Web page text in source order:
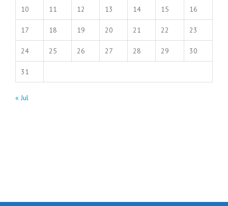
10 11 12 13 14 15 16
17 18 19 20 21 22 23
24 25 26 27 28 29 30
31
« Jul